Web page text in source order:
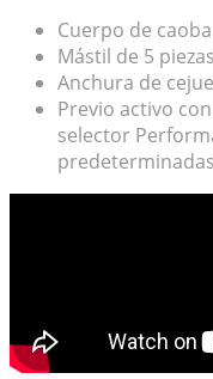
Cuerpo de
Mástil de 5
Anchura de
Previo activo
selector